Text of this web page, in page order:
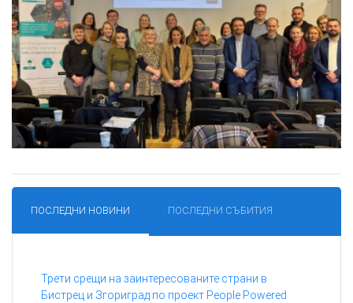
ПОСЛЕДНИ НОВИНИ ПОСЛЕДНИ СЪБИТИЯ
Трети срещи на заинтересованите страни в
Бистрец и Згориград по проект People Powered